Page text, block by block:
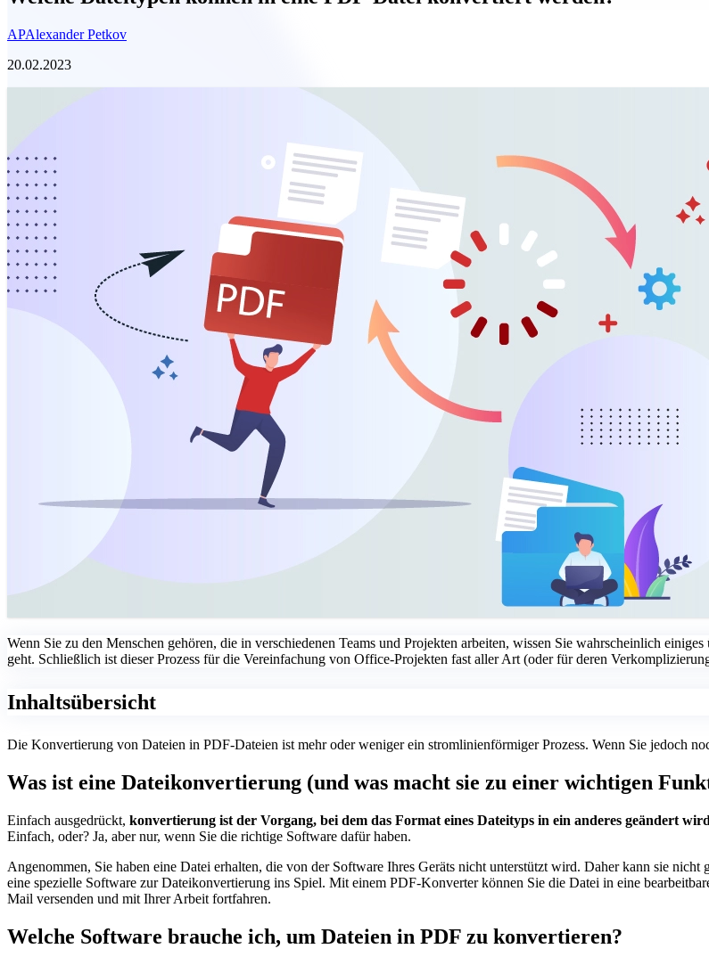
APAlexander Petkov
20.02.2023
Wenn Sie zu den Menschen gehören, die in verschiedenen Teams und Projekten arbeiten, wissen Sie wahrscheinlich
geht. Schließlich ist dieser Prozess für die Vereinfachung von Office-Projekten fast aller Art (oder für deren
Inhaltsübersicht
Die Konvertierung von Dateien in PDF-Dateien ist mehr oder weniger ein stromlinienförmiger Prozess. Wenn Sie jedoch
Was ist eine Dateikonvertierung (und was macht sie zu einer wichtigen
Einfach ausgedrückt, konvertierung ist der Vorgang, bei dem das Format eines Dateityps in ein anderes geändert wird
Einfach, oder? Ja, aber nur, wenn Sie die richtige Software dafür haben.
Angenommen, Sie haben eine Datei erhalten, die von der Software Ihres Geräts nicht unterstützt wird. Daher kann sie
eine spezielle Software zur Dateikonvertierung ins Spiel. Mit einem PDF-Konverter können Sie die Datei in eine
Mail versenden und mit Ihrer Arbeit fortfahren.
Welche Software brauche ich, um Dateien in PDF zu konvertieren?